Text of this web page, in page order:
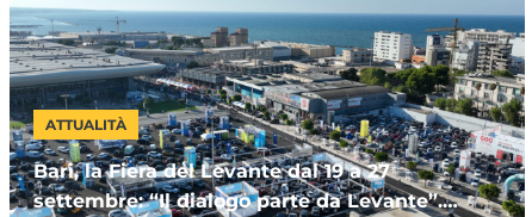
ATTUALITÀ
Bari, la Fiera del Levante dal 19 a 27
settembre: “Il dialogo parte da Levante”.